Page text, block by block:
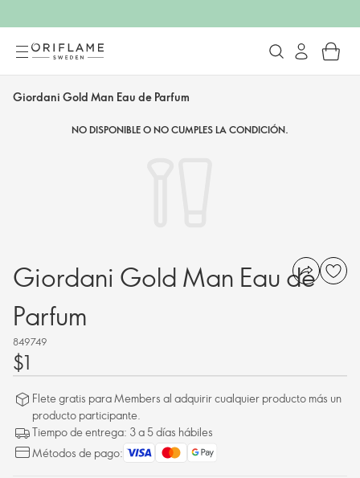
Giordani Gold Man Eau de Parfum
NO DISPONIBLE O NO CUMPLES LA CONDICIÓN.
Giordani Gold Man Eau de
Parfum
849749
$1
Flete gratis para Members al adquirir cualquier producto más un
producto participante.
Tiempo de entrega: 3 a 5 días hábiles
Métodos de pago: